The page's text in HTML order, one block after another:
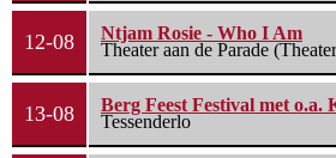
12-08
Ntjam Rosie - Who I Am
Theater aan de Parade
13-08
Berg Feest Festival met o.a.
Tessenderlo